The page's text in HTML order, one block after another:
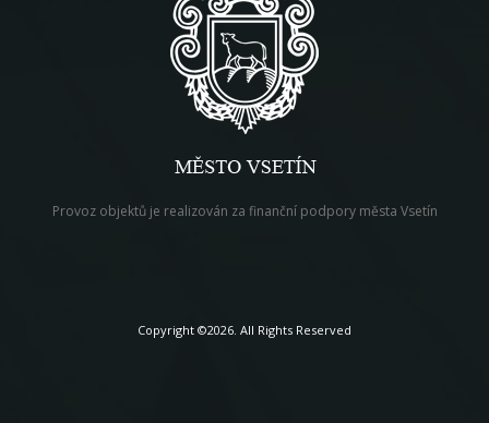
Provoz objektů je realizován za finanční podpory města Vsetín
Copyright ©2026. All Rights Reserved